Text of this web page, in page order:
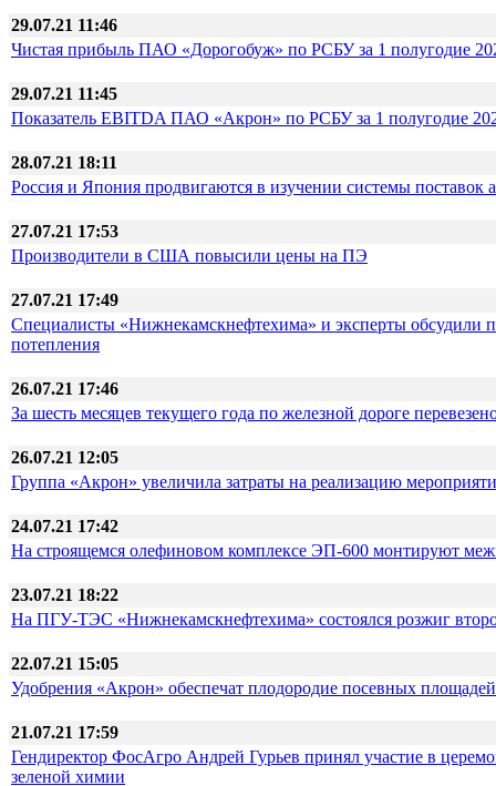
29.07.21 11:46
Чистая прибыль ПАО «Дорогобуж» по РСБУ за 1 полугодие
29.07.21 11:45
Показатель EBITDA ПАО «Акрон» по РСБУ за 1 полугодие
28.07.21 18:11
Россия и Япония продвигаются в изучении системы поставок
27.07.21 17:53
Производители в США повысили цены на ПЭ
27.07.21 17:49
Специалисты «Нижнекамскнефтехима» и эксперты обсудили
потепления
26.07.21 17:46
За шесть месяцев текущего года по железной дороге
26.07.21 12:05
Группа «Акрон» увеличила затраты на реализацию
24.07.21 17:42
На строящемся олефиновом комплексе ЭП-600 монтируют
23.07.21 18:22
На ПГУ-ТЭС «Нижнекамскнефтехима» состоялся розжиг
22.07.21 15:05
Удобрения «Акрон» обеспечат плодородие посевных площадей
21.07.21 17:59
Гендиректор ФосАгро Андрей Гурьев принял участие в
зеленой химии